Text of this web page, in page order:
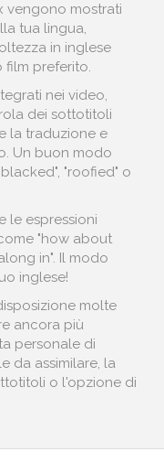
vengono mostrati
tua lingua,
in inglese
film preferito.
nei video,
dei sottotitoli
la traduzione e
Un buon modo
"roofied" o
le espressioni
"how about
in". Il modo
inglese!
molte
ancora più
personale di
da assimilare, la
o l'opzione di